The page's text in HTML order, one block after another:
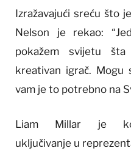
Izražavajući sreću što
Nelson je rekao:
pokažem svijetu
kreativan igrač. Mogu
vam je to potrebno na
Liam Millar je
uključivanje u